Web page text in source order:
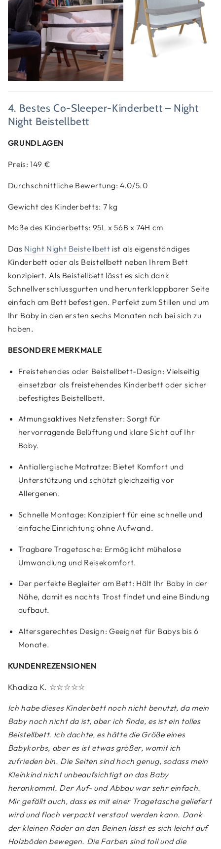
4. Bestes Co-Sleeper-Kinderbett – Night
Night Beistellbett
GRUNDLAGEN
Preis: 149 €
Durchschnittliche Bewertung: 4.0/5.0
Gewicht des Kinderbetts: 7 kg
Maße des Kinderbetts: 95L x 56B x 74H cm
Das Night Night Beistellbett ist als eigenständiges
Kinderbett oder als Beistellbett neben Ihrem Bett
konzipiert. Als Beistellbett lässt es sich dank
Schnellverschlussgurten und herunterklappbarer Seite
einfach am Bett befestigen. Perfekt zum Stillen und um
Ihr Baby in den ersten sechs Monaten nah bei sich zu
haben.
BESONDERE MERKMALE
Freistehendes oder Beistellbett-Design: Vielseitig
einsetzbar als freistehendes Kinderbett oder sicher
befestigtes Beistellbett.
Atmungsaktives Netzfenster: Sorgt für
hervorragende Belüftung und klare Sicht auf Ihr
Baby.
Antiallergische Matratze: Bietet Komfort und
Unterstützung und schützt gleichzeitig vor
Allergenen.
Schnelle Montage: Konzipiert für eine schnelle und
einfache Einrichtung ohne Aufwand.
Tragbare Tragetasche: Ermöglicht mühelose
Umwandlung und Reisekomfort.
Der perfekte Begleiter am Bett: Hält Ihr Baby in der
Nähe, damit es nachts Trost findet und eine Bindung
aufbaut.
Altersgerechtes Design: Geeignet für Babys bis 6
Monate.
KUNDENREZENSIONEN
Khadiza K. ☆☆☆☆☆
Ich habe dieses Kinderbett noch nicht benutzt, da mein
Baby noch nicht da ist, aber ich finde, es ist ein tolles
Beistellbett. Ich dachte, es hätte die Größe eines
Babykorbs, aber es ist etwas größer, womit ich
zufrieden bin. Die Seiten sind hoch genug, sodass mein
Kleinkind nicht unbeaufsichtigt an das Baby
herankommt. Der Auf- und Abbau war sehr einfach.
Mir gefällt auch, dass es mit einer Tragetasche geliefert
wird und flach verpackt verstaut werden kann. Dank
der kleinen Räder an den Beinen lässt es sich leicht auf
Holzböden bewegen. Die Farben sind toll und die